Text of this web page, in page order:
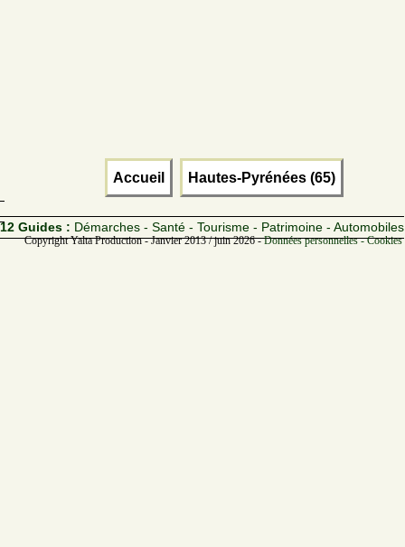
Accueil Hautes-Pyrénées (65)
12 Guides : Démarches - Santé - Tourisme - Patrimoine - Automobiles
Copyright Yalta Production - Janvier 2013 / juin 2026 -Données personnelles -